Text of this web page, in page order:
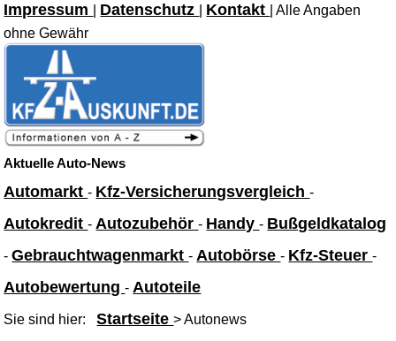
Impressum Datenschutz Kontakt
| Alle Angaben
ohne Gewähr
Aktuelle Auto-News
Automarkt- Kfz-Versicherungsvergleich-
Autokredit- Autozubehör- Handy- Bußgeldkatalog
-Gebrauchtwagenmarkt- Autobörse- Kfz-Steuer-
Autobewertung- Autoteile
Sie sind hier:Startseite> Autonews